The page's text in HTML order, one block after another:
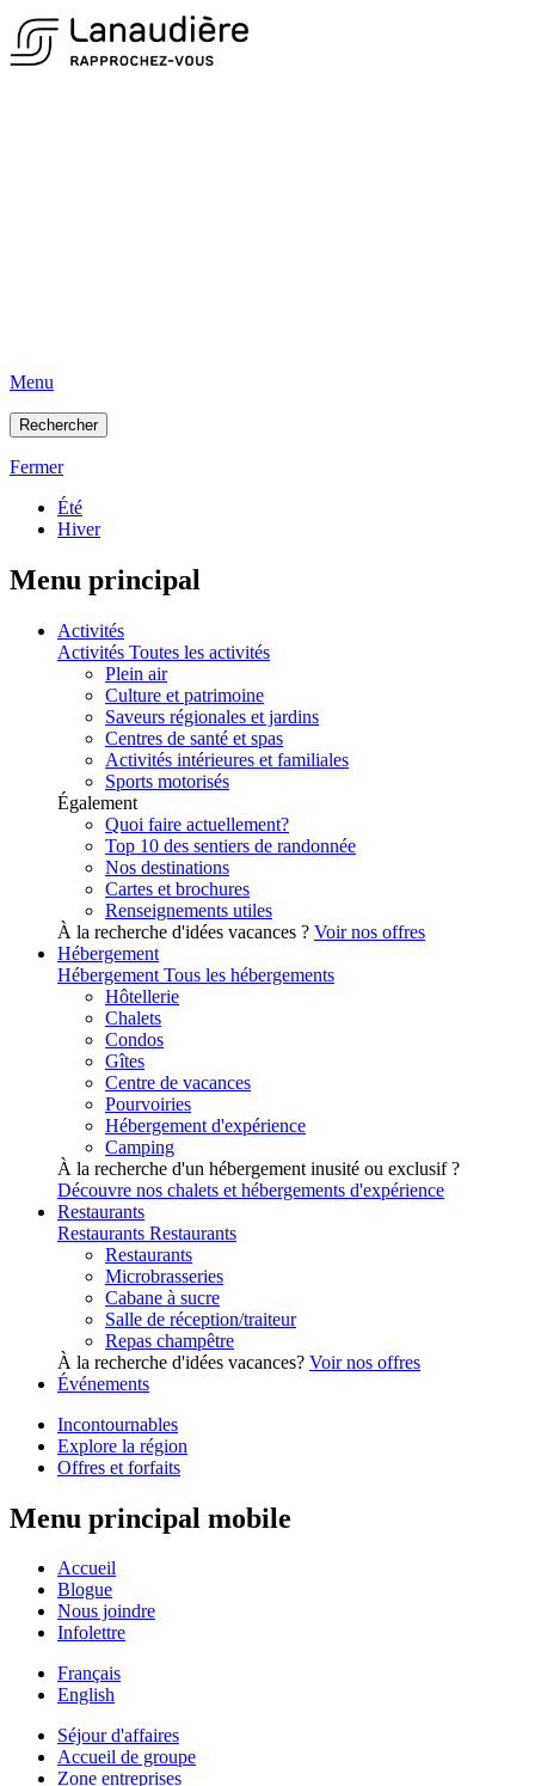
Menu
Rechercher
Fermer
Été
Hiver
Menu principal
Activités
Activités Toutes les activités
Plein air
Culture et patrimoine
Saveurs régionales et jardins
Centres de santé et spas
Activités intérieures et familiales
Sports motorisés
Également
Quoi faire actuellement?
Top 10 des sentiers de randonnée
Nos destinations
Cartes et brochures
Renseignements utiles
À la recherche d'idées vacances ? Voir nos offres
Hébergement
Hébergement Tous les hébergements
Hôtellerie
Chalets
Condos
Gîtes
Centre de vacances
Pourvoiries
Hébergement d'expérience
Camping
À la recherche d'un hébergement inusité ou exclusif ?
Découvre nos chalets et hébergements d'expérience
Restaurants
Restaurants Restaurants
Restaurants
Microbrasseries
Cabane à sucre
Salle de réception/traiteur
Repas champêtre
À la recherche d'idées vacances? Voir nos offres
Événements
Incontournables
Explore la région
Offres et forfaits
Menu principal mobile
Accueil
Blogue
Nous joindre
Infolettre
Français
English
Séjour d'affaires
Accueil de groupe
Zone entreprises